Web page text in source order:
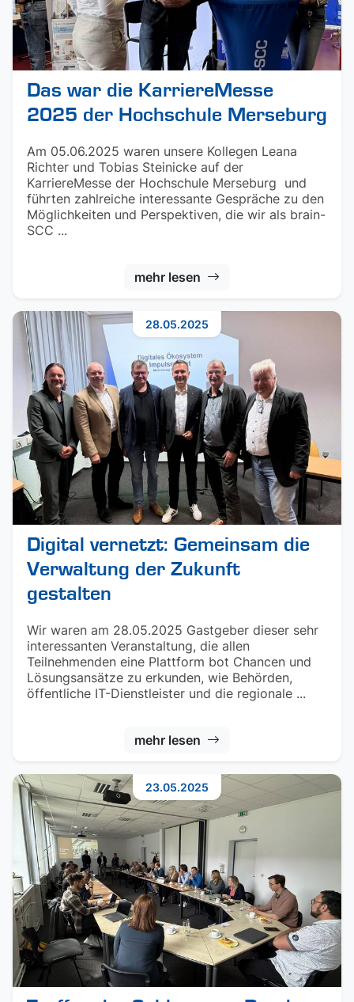
Das war die KarriereMesse
2025 der Hochschule Merseburg
Am 05.06.2025 waren unsere Kollegen Leana
Richter und Tobias Steinicke auf der
KarriereMesse der Hochschule Merseburg und
führten zahlreiche interessante Gespräche zu den
Möglichkeiten und Perspektiven, die wir als brain-
SCC ...
mehr lesen
Digital vernetzt: Gemeinsam die
Verwaltung der Zukunft
gestalten
Wir waren am 28.05.2025 Gastgeber dieser sehr
interessanten Veranstaltung, die allen
Teilnehmenden eine Plattform bot Chancen und
Lösungsansätze zu erkunden, wie Behörden,
öffentliche IT-Dienstleister und die regionale ...
mehr lesen
28.05.2025
23.05.2025